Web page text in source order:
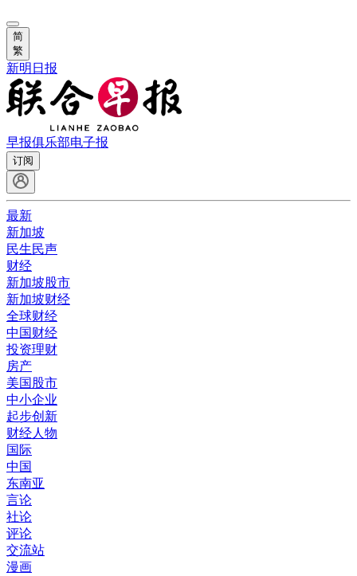
简
繁
新明日报
早报俱乐部电子报
订阅
最新
新加坡
民生民声
财经
新加坡股市
新加坡财经
全球财经
中国财经
投资理财
房产
美国股市
中小企业
起步创新
财经人物
国际
中国
东南亚
言论
社论
评论
交流站
漫画